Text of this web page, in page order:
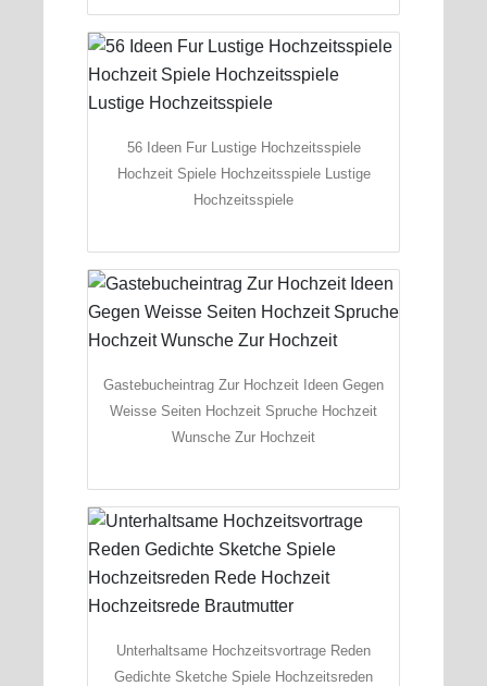
56 Ideen Fur Lustige Hochzeitsspiele
Hochzeit Spiele Hochzeitsspiele Lustige
Hochzeitsspiele
Gastebucheintrag Zur Hochzeit Ideen Gegen
Weisse Seiten Hochzeit Spruche Hochzeit
Wunsche Zur Hochzeit
Unterhaltsame Hochzeitsvortrage Reden
Gedichte Sketche Spiele Hochzeitsreden